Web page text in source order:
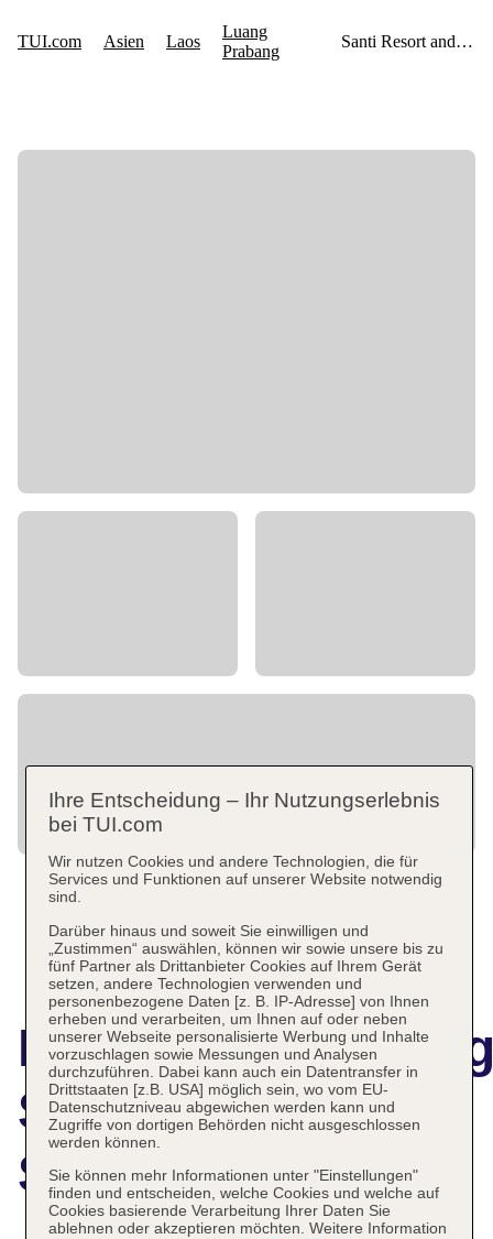
Santi Resort and
Spa
Ihre Entscheidung – Ihr Nutzungserlebnis
bei TUI.com
Wir nutzen Cookies und andere Technologien, die für
Services und Funktionen auf unserer Website notwendig
sind.
Darüber hinaus und soweit Sie einwilligen und
„Zustimmen“ auswählen, können wir sowie unsere bis zu
fünf Partner als Drittanbieter Cookies auf Ihrem Gerät
setzen, andere Technologien verwenden und
personenbezogene Daten [z. B. IP-Adresse] von Ihnen
erheben und verarbeiten, um Ihnen auf oder neben
unserer Webseite personalisierte Werbung und Inhalte
vorzuschlagen sowie Messungen und Analysen
durchzuführen. Dabei kann auch ein Datentransfer in
Drittstaaten [z.B. USA] möglich sein, wo vom EU-
Datenschutzniveau abgewichen werden kann und
Zugriffe von dortigen Behörden nicht ausgeschlossen
werden können.
Sie können mehr Informationen unter "Einstellungen"
finden und entscheiden, welche Cookies und welche auf
Cookies basierende Verarbeitung Ihrer Daten Sie
ablehnen oder akzeptieren möchten. Weitere Information